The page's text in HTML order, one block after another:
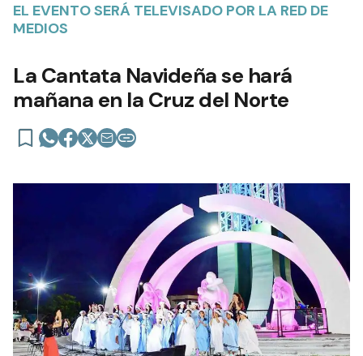
EL EVENTO SERÁ TELEVISADO POR LA RED DE
MEDIOS
La Cantata Navideña se hará
mañana en la Cruz del Norte